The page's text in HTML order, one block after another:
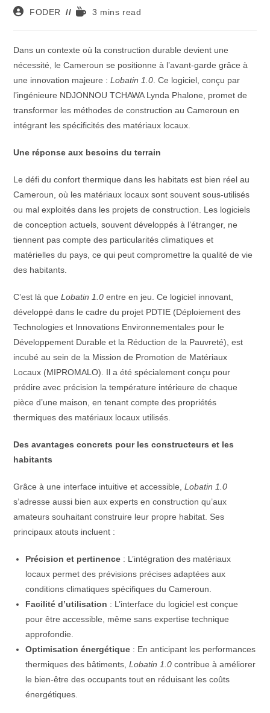
Auteur/autrice
publication :
FODER
Temps3 mins read
Dans un contexte où la construction durable devient une
nécessité, le Cameroun se positionne à l’avant-garde grâce à
une innovation majeure :Lobatin 1.0 . Ce logiciel, conçu par
l’ingénieure NDJONNOU TCHAWA Lynda Phalone, promet de
transformer les méthodes de construction au Cameroun en
intégrant les spécificités des matériaux locaux.
Une réponse aux besoins du terrain
Le défi du confort thermique dans les habitats est bien réel au
Cameroun, où les matériaux locaux sont souvent sous-utilisés
ou mal exploités dans les projets de construction. Les logiciels
de conception actuels, souvent développés à l’étranger, ne
tiennent pas compte des particularités climatiques et
matérielles du pays, ce qui peut compromettre la qualité de vie
des habitants.
C’est là queLobatin 1.0 entre en jeu. Ce logiciel innovant,
développé dans le cadre du projet PDTIE (Déploiement des
Technologies et Innovations Environnementales pour le
Développement Durable et la Réduction de la Pauvreté), est
incubé au sein de la Mission de Promotion de Matériaux
Locaux (MIPROMALO). Il a été spécialement conçu pour
prédire avec précision la température intérieure de chaque
pièce d’une maison, en tenant compte des propriétés
thermiques des matériaux locaux utilisés.
Des avantages concrets pour les constructeurs et les
habitants
Grâce à une interface intuitive et accessible,Lobatin 1.0
s’adresse aussi bien aux experts en construction qu’aux
amateurs souhaitant construire leur propre habitat. Ses
principaux atouts incluent :
Précision et pertinence : L’intégration des matériaux
locaux permet des prévisions précises adaptées aux
conditions climatiques spécifiques du Cameroun.
Facilité d’utilisation : L’interface du logiciel est conçue
pour être accessible, même sans expertise technique
approfondie.
Optimisation énergétique : En anticipant les performances
thermiques des bâtiments,Lobatin 1.0 contribue à améliorer
le bien-être des occupants tout en réduisant les coûts
énergétiques.